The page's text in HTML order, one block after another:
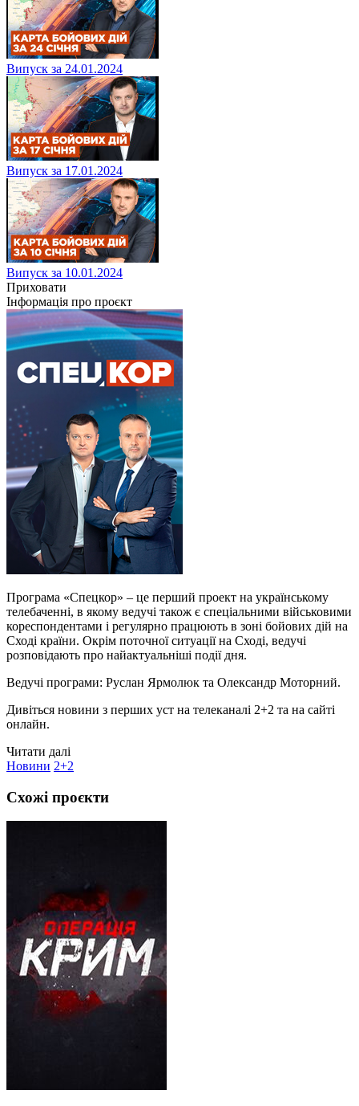
Випуск за 24.01.2024
Випуск за 17.01.2024
Випуск за 10.01.2024
Приховати
Інформація про проєкт
Програма «Спецкор» – це перший проект на українському
телебаченні, в якому ведучі також є спеціальними військовими
кореспондентами і регулярно працюють в зоні бойових дій на
Сході країни. Окрім поточної ситуації на Сході, ведучі
розповідають про найактуальніші події дня.
Ведучі програми: Руслан Ярмолюк та Олександр Моторний.
Дивіться новини з перших уст на телеканалі 2+2 та на сайті
онлайн.
Читати далі
Новини 2+2
Схожі проєкти